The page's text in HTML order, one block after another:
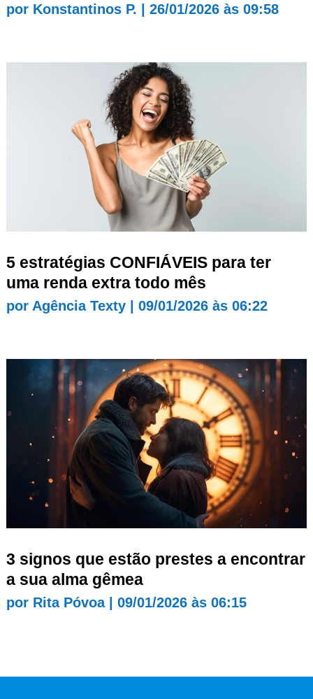
por Konstantinos P. 26/01/2026 às 09:58
5 estratégias CONFIÁVEIS para ter
uma renda extra todo mês
por Agência Texty| 09/01/2026 às 06:22
3 signos que estão prestes a encontrar
a sua alma gêmea
por Rita Póvoa| 09/01/2026 às 06:15